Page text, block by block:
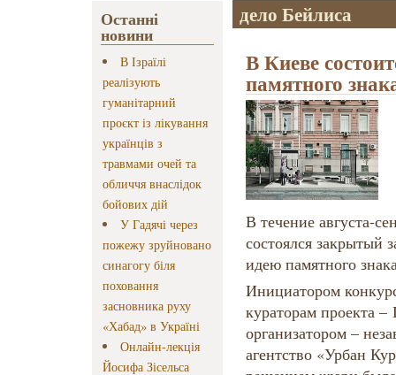
Останні
новини
В Ізраїлі
реалізують
гуманітарний
проєкт із лікування
українців з
травмами очей та
обличчя внаслідок
бойових дій
У Гадячі через
пожежу зруйновано
синагогу біля
поховання
засновника руху
«Хабад» в Україні
Онлайн-лекція
Йосифа Зісельса
дело Бейлиса
В Киеве
памятного
В течение августа-
состоялся закрытый
идею памятного
Инициатором
кураторам проекта
организатором –
агентство «Урбан